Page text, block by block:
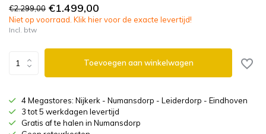
€2.299,00 €1.499,00
Niet op voorraad. Klik hier voor de exacte levertijd!
Incl. btw
Toevoegen aan winkelwagen
4 Megastores: Nijkerk - Numansdorp - Leiderdorp - Eindhoven
3 tot 5 werkdagen levertijd
Gratis af te halen in Numansdorp